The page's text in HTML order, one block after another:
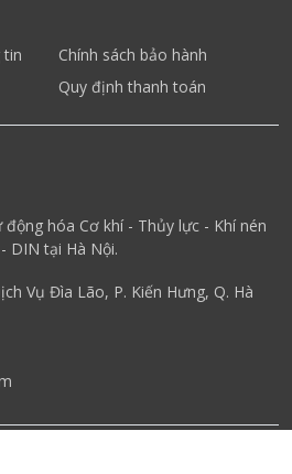
tin
Chính sách bảo hành
Quy định thanh toán
hóa Cơ khí - Thủy lực - Khí nén
DIN tại Hà Nội.
Vụ Đìa Lão, P. Kiến Hưng, Q. Hà